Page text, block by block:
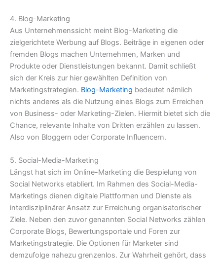
4. Blog-Marketing
Aus Unternehmenssicht meint Blog-Marketing die
zielgerichtete Werbung auf Blogs. Beiträge in eigenen oder
fremden Blogs machen Unternehmen, Marken und
Produkte oder Dienstleistungen bekannt. Damit schließt
sich der Kreis zur hier gewählten Definition von
Marketingstrategien. Blog-Marketing bedeutet nämlich
nichts anderes als die Nutzung eines Blogs zum Erreichen
von Business- oder Marketing-Zielen. Hiermit bietet sich die
Chance, relevante Inhalte von Dritten erzählen zu lassen.
Also von Bloggern oder Corporate Influencern.
5. Social-Media-Marketing
Längst hat sich im Online-Marketing die Bespielung von
Social Networks etabliert. Im Rahmen des Social-Media-
Marketings dienen digitale Plattformen und Dienste als
interdisziplinärer Ansatz zur Erreichung organisatorischer
Ziele. Neben den zuvor genannten Social Networks zählen
Corporate Blogs, Bewertungsportale und Foren zur
Marketingstrategie. Die Optionen für Marketer sind
demzufolge nahezu grenzenlos. Zur Wahrheit gehört, dass